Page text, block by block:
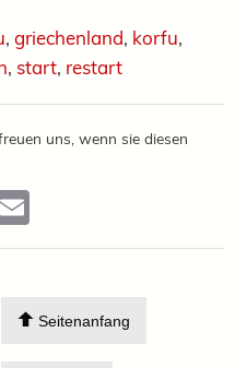
, griechenland, korfu,
, start, restart
uns, wenn sie diesen
Seitenanfang